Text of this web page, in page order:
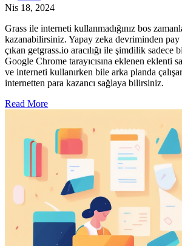
Nis 18, 2024
Grass ile interneti kullanmadığınız bos
kazanabilirsiniz. Yapay zeka devriminden pay
çıkan getgrass.io aracılığı ile şimdilik sadece
Google Chrome tarayıcısına eklenen eklenti
ve interneti kullanırken bile arka planda
internetten para kazancı sağlaya bilirsiniz.
Read More